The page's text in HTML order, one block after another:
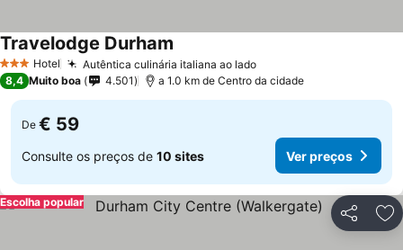
3 EstrelasHotel Autêntica culinária italiana ao lado
Travelodge Durham
8,4 Muito boa 4.501 a 1.0 km de Centro da cidade
De € 59
Consulte os preços de 10 sites Ver preços
Partilhar
Escolha popular